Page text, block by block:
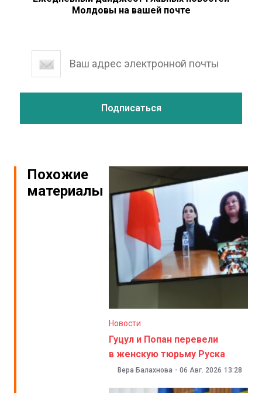
Молдовы на вашей почте
Похожие
материалы
Новости
Гуцул и Попан перевели
в женскую тюрьму Руска
Вера Балахнова - 06 Авг. 2026 13:28